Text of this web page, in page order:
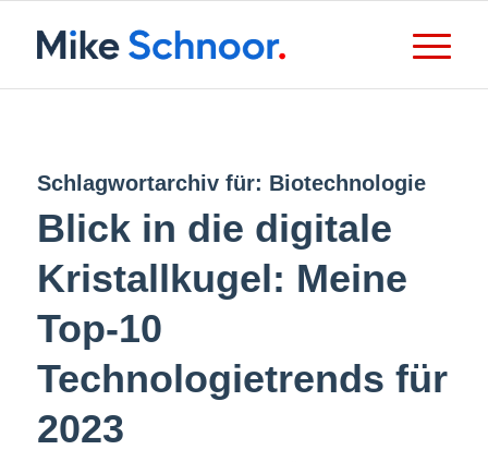
Schlagwortarchiv für: Biotechnologie
Blick in die digitale
Kristallkugel: Meine
Top-10
Technologietrends für
2023